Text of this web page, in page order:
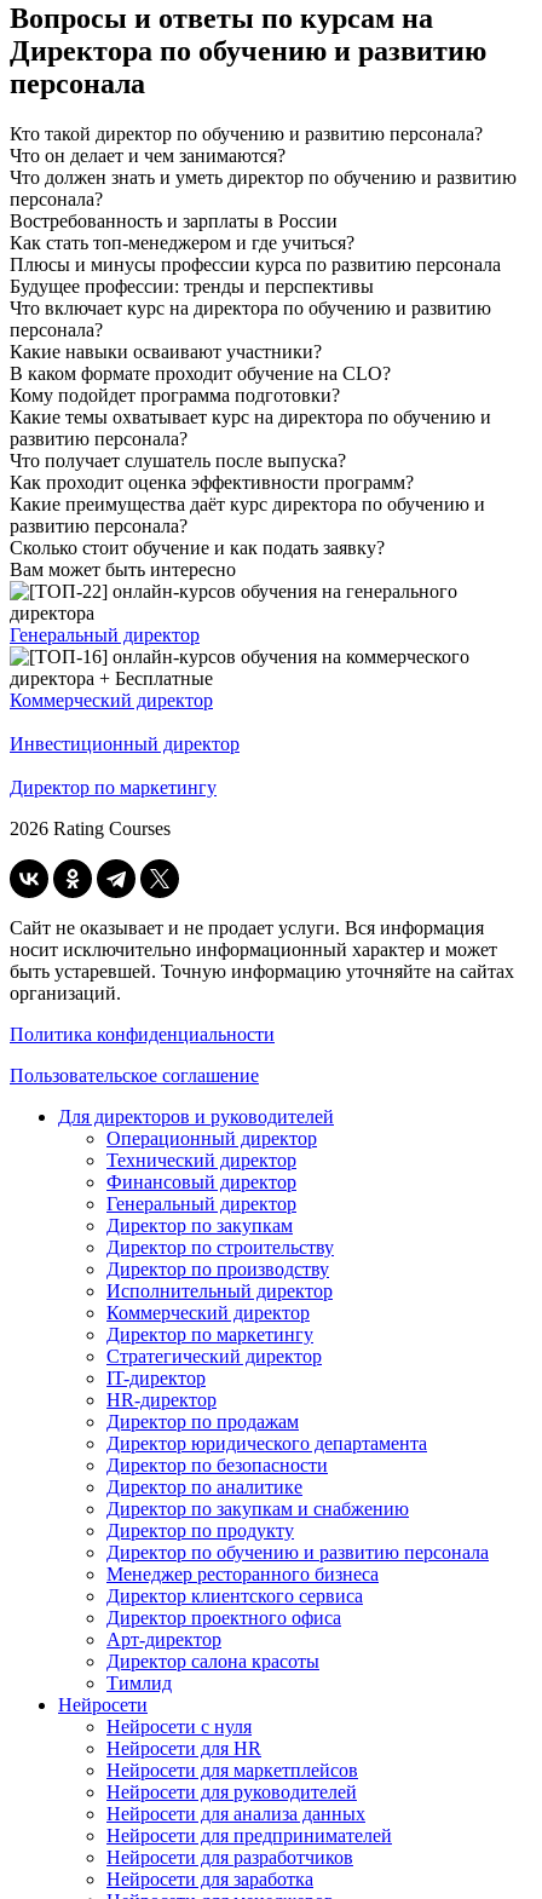
Вопросы и ответы по курсам на
Директора по обучению и развитию
персонала
Кто такой директор по обучению и развитию персонала?
Что он делает и чем занимаются?
Что должен знать и уметь директор по обучению и развитию
персонала?
Востребованность и зарплаты в России
Как стать топ-менеджером и где учиться?
Плюсы и минусы профессии курса по развитию персонала
Будущее профессии: тренды и перспективы
Что включает курс на директора по обучению и развитию
персонала?
Какие навыки осваивают участники?
В каком формате проходит обучение на CLO?
Кому подойдет программа подготовки?
Какие темы охватывает курс на директора по обучению и
развитию персонала?
Что получает слушатель после выпуска?
Как проходит оценка эффективности программ?
Какие преимущества даёт курс директора по обучению и
развитию персонала?
Сколько стоит обучение и как подать заявку?
Вам может быть интересно
Генеральный директор
Коммерческий директор
Инвестиционный директор
Директор по маркетингу
2026 Rating Courses
Сайт не оказывает и не продает услуги. Вся информация
носит исключительно информационный характер и может
быть устаревшей. Точную информацию уточняйте на сайтах
организаций.
Политика конфиденциальности
Пользовательское соглашение
Для директоров и руководителей
Операционный директор
Технический директор
Финансовый директор
Генеральный директор
Директор по закупкам
Директор по строительству
Директор по производству
Исполнительный директор
Коммерческий директор
Директор по маркетингу
Стратегический директор
IT-директор
HR-директор
Директор по продажам
Директор юридического департамента
Директор по безопасности
Директор по аналитике
Директор по закупкам и снабжению
Директор по продукту
Директор по обучению и развитию персонала
Менеджер ресторанного бизнеса
Директор клиентского сервиса
Директор проектного офиса
Арт-директор
Директор салона красоты
Тимлид
Нейросети
Нейросети с нуля
Нейросети для HR
Нейросети для маркетплейсов
Нейросети для руководителей
Нейросети для анализа данных
Нейросети для предпринимателей
Нейросети для разработчиков
Нейросети для заработка